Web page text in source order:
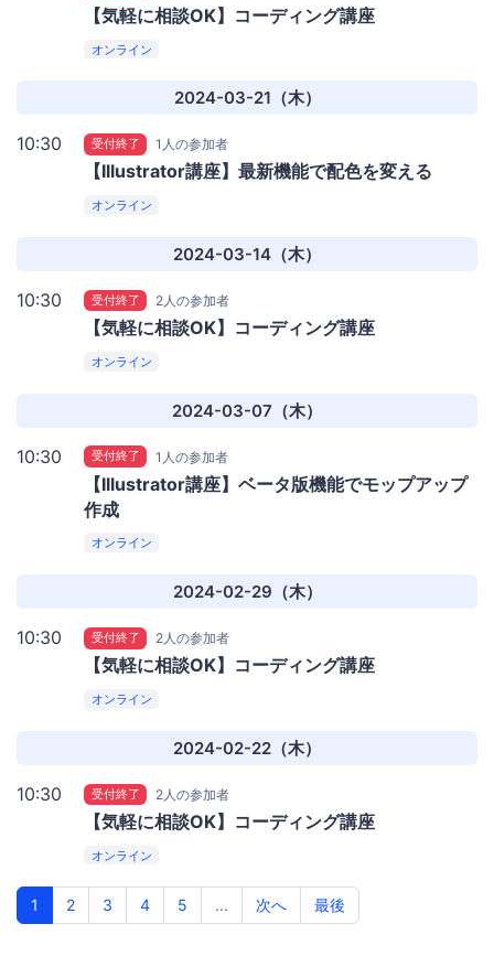
【気軽に相談OK】コーディング講座
オンライン
2024-03-21（木）
10:30 受付終了 1人の参加者
【Illustrator講座】最新機能で配色を変える
オンライン
2024-03-14（木）
10:30 受付終了 2人の参加者
【気軽に相談OK】コーディング講座
オンライン
2024-03-07（木）
10:30 受付終了 1人の参加者
【Illustrator講座】ベータ版機能でモップアップ
作成
オンライン
2024-02-29（木）
10:30 受付終了 2人の参加者
【気軽に相談OK】コーディング講座
オンライン
2024-02-22（木）
10:30 受付終了 2人の参加者
【気軽に相談OK】コーディング講座
オンライン
1 2 3 4 5 ... 次へ 最後